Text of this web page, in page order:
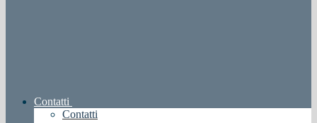
Contatti
Contatti